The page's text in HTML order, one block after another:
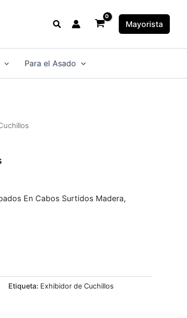
Buscar Mayorista
Para el Asado
En Cabos Surtidos Madera,
Etiqueta: Exhibidor de Cuchillos